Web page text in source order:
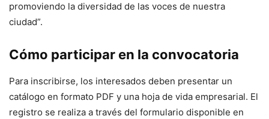
promoviendo la diversidad de las voces de nuestra
ciudad”.
Cómo participar en la convocatoria
Para inscribirse, los interesados deben presentar un
catálogo en formato PDF y una hoja de vida empresarial. El
registro se realiza a través del formulario disponible en